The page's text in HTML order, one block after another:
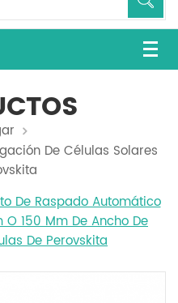
De Células Solares
De Raspado Automático
150 Mm De Ancho De
De Perovskita